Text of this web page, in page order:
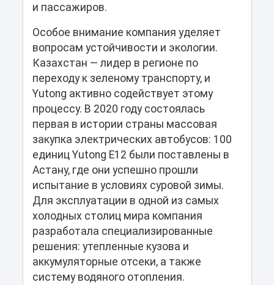
и пассажиров.
Особое внимание компания уделяет
вопросам устойчивости и экологии.
Казахстан — лидер в регионе по
переходу к зеленому транспорту, и
Yutong активно содействует этому
процессу. В 2020 году состоялась
первая в истории страны массовая
закупка электрических автобусов: 100
единиц Yutong E12 были поставлены в
Астану, где они успешно прошли
испытание в условиях суровой зимы.
Для эксплуатации в одной из самых
холодных столиц мира компания
разработала специализированные
решения: утепленные кузова и
аккумуляторные отсеки, а также
систему водяного отопления.